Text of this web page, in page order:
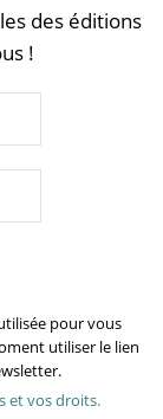
des éditions
!
pour vous
utiliser le lien
et vos droits.